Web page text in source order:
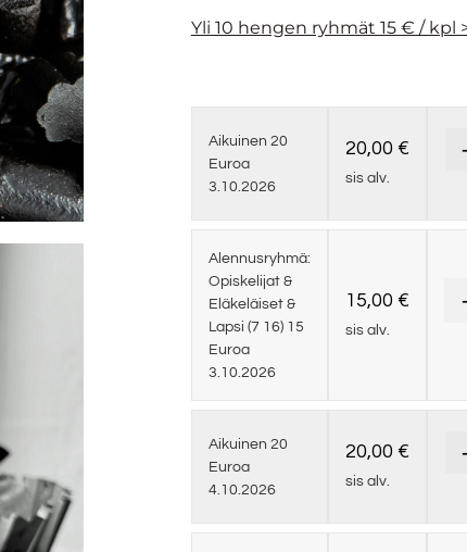
Yli 10 hengen ryhmät 15 € / kpl
Aikuinen 20
Euroa
3.10.2026
20,00 €
sis alv.
Alennusryhmä:
Opiskelijat &
Eläkeläiset &
Lapsi (7 16) 15
Euroa
3.10.2026
15,00 €
sis alv.
Aikuinen 20
Euroa
4.10.2026
20,00 €
sis alv.